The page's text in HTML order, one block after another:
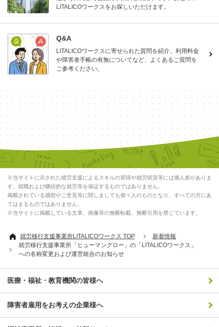
LITALICOワークスをお探しいただけます。
Q&A
LITALICOワークスに寄せられた質問を紹介。利用料金
や障害者手帳の有無についてなど、よくあるご質問を
ご参考ください。
※当サイトに示された就労支援によるスキルの習得や就労状況等には個人差がありま
す。就職および継続的な就労等を保証するものではありません。
掲載されている感想やご意見等に関しましても個々人のものとなり、すべての方にあ
てはまるものではありません。
※当サイトに掲載している文章、画像等の無断転載、無断引用を禁じています。
就労移行支援事業所LITALICOワークス TOP
新着情報
就労移行支援事業所「ヒューマングロー」の「LITALICOワークス」
への名称変更および運営統合のお知らせ
医療・福祉・教育機関の皆様へ
障害者雇用をお考えの企業様へ